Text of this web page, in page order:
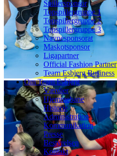
Spillersponsor
Topspillergruppe 1
Topspillergruppe 2
Topspillergruppe 3
Navnesponsorat
Maskotsponsor
Ligapartner
Official Fashion Partner
Team Esbjerg Business
Om Team Esbjerg
Værdier
Hjemmebane
Historie
Administration
Kommunikation
Presse
Bestyrelsen
Kontakt